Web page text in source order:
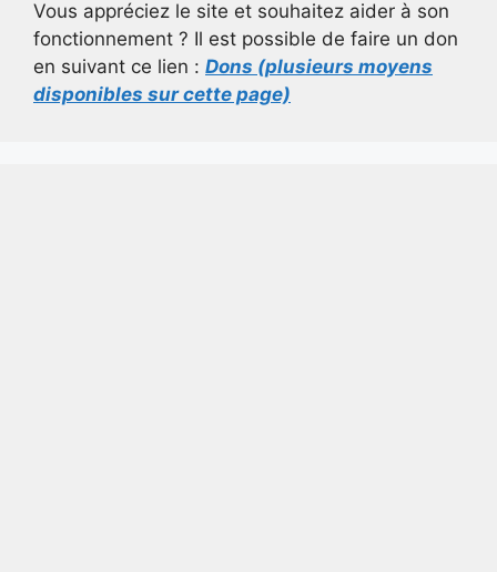
Vous appréciez le site et souhaitez aider à son
fonctionnement ? Il est possible de faire un don
en suivant ce lien : Dons (plusieurs moyens
disponibles sur cette page)